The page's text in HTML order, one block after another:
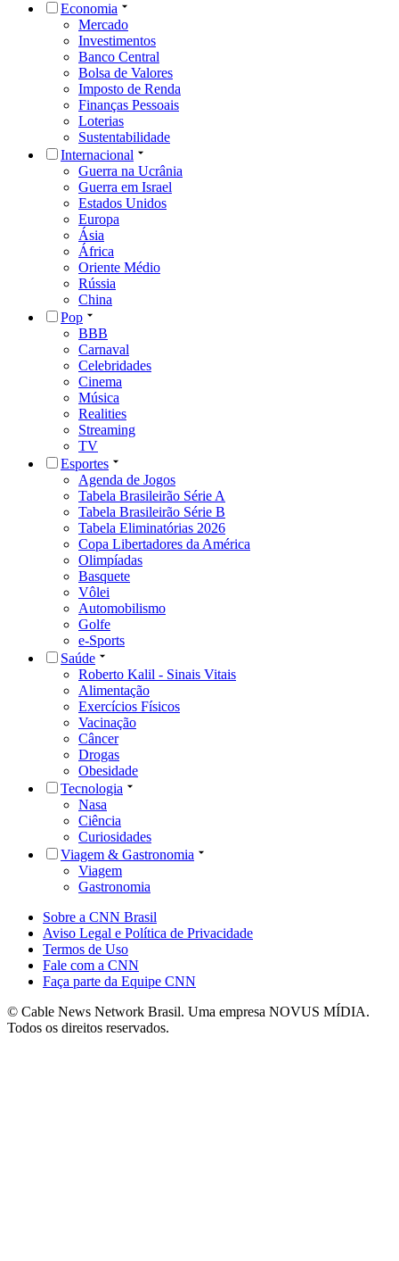
Economia
Mercado
Investimentos
Banco Central
Bolsa de Valores
Imposto de Renda
Finanças Pessoais
Loterias
Sustentabilidade
Internacional
Guerra na Ucrânia
Guerra em Israel
Estados Unidos
Europa
Ásia
África
Oriente Médio
Rússia
China
Pop
BBB
Carnaval
Celebridades
Cinema
Música
Realities
Streaming
TV
Esportes
Agenda de Jogos
Tabela Brasileirão Série A
Tabela Brasileirão Série B
Tabela Eliminatórias 2026
Copa Libertadores da América
Olimpíadas
Basquete
Vôlei
Automobilismo
Golfe
e-Sports
Saúde
Roberto Kalil - Sinais Vitais
Alimentação
Exercícios Físicos
Vacinação
Câncer
Drogas
Obesidade
Tecnologia
Nasa
Ciência
Curiosidades
Viagem & Gastronomia
Viagem
Gastronomia
Sobre a CNN Brasil
Aviso Legal e Política de Privacidade
Termos de Uso
Fale com a CNN
Faça parte da Equipe CNN
© Cable News Network Brasil. Uma empresa NOVUS MÍDIA.
Todos os direitos reservados.